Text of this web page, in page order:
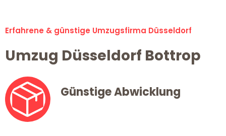
Erfahrene & günstige Umzugsfirma Düsseldorf
Umzug Düsseldorf Bottrop
Günstige Abwicklung